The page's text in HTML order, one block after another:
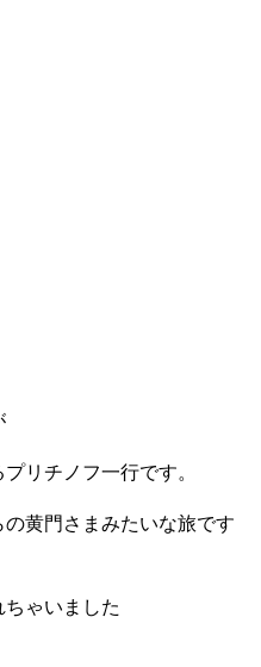
リチノフ一行です。
黄門さまみたいな旅です
ゃいました